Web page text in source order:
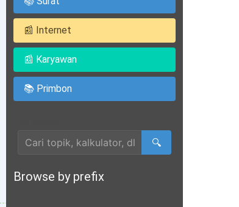
📰 Internet
📰 Karyawan
📚 Primbon
🔍
Browse by prefix